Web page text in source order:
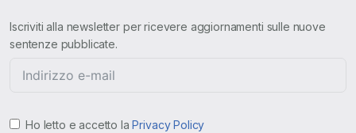
Iscriviti alla newsletter per ricevere aggiornamenti sulle nuove
sentenze pubblicate.
Ho letto e accetto laPrivacy Policy